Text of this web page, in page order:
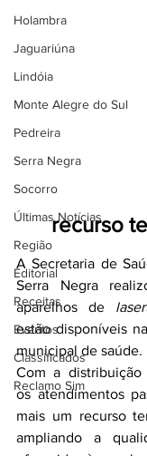
Holambra
Jaguariúna
Lindóia
Monte Alegre do Sul
Pedreira
Serra Negra
Socorro
Últimas Notícias
Região
Editorial
Receitas
Eventos
Classificados
Reclamo Sim
recurso
A Secretaria de
Serra Negra
aparelhos de
estão disponíveis
municipal de saúde.
Com a distribuição
os atendimentos
mais um recurso
ampliando a